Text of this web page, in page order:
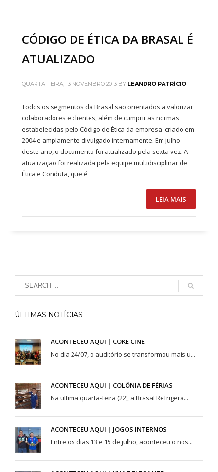
BRASAL INCORPORAÇÕES
SIA Trecho 2 Lote 630
Rua 1139 Quadra 248 Nº 61 Lote 22
Fone: (62) 3414-8989
Uberlândia
Av. dos Vinhedos nº 1100
Fone: (34) 2512-1213
BRASAL VEÍCULOS
Fone: (61) 3962-6666
Taguatinga
Pistão Sul CSG 9
Fone: (61) 3030-6666
QNN 30 Área Especial F
Fone: (61) 3035-6666
SGCV Sul Lote 12, Parte C, EPIA
Fone: (61) 3773-6655
CÓDIGO DE ÉTICA DA BRASAL É
ATUALIZADO
QUARTA-FEIRA, 13 NOVEMBRO 2013 BY LEANDRO PATRÍCIO
Todos os segmentos da Brasal são orientados a valorizar
colaboradores e clientes, além de cumprir as normas
estabelecidas pelo Código de Ética da empresa, criado em
2004 e amplamente divulgado internamente. Em julho
deste ano, o documento foi atualizado pela sexta vez. A
atualização foi realizada pela equipe multidisciplinar de
Ética e Conduta, que é
LEIA MAIS
ÚLTIMAS NOTÍCIAS
ACONTECEU AQUI | COKE CINE
No dia 24/07, o auditório se transformou mais u...
ACONTECEU AQUI | COLÔNIA DE FÉRIAS
Na última quarta-feira (22), a Brasal Refrigera...
ACONTECEU AQUI | JOGOS INTERNOS
Entre os dias 13 e 15 de julho, aconteceu o nos...